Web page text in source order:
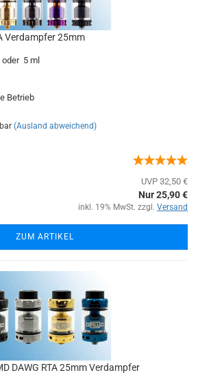
Verdampfer 25mm
5 ml
Betrieb
(Ausland abweichend)
UVP 32,50 €
Nur 25,90 €
inkl. 19% MwSt. zzgl. Versand
ZUM ARTIKEL
DAWG RTA 25mm Verdampfer